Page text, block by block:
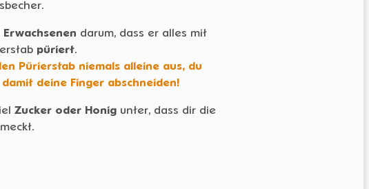
Erwachsenen darum, dass er alles mit
püriert.
Pürierstab niemals alleine aus, du
deine Finger abschneiden!
Zucker oder Honig unter, dass dir die